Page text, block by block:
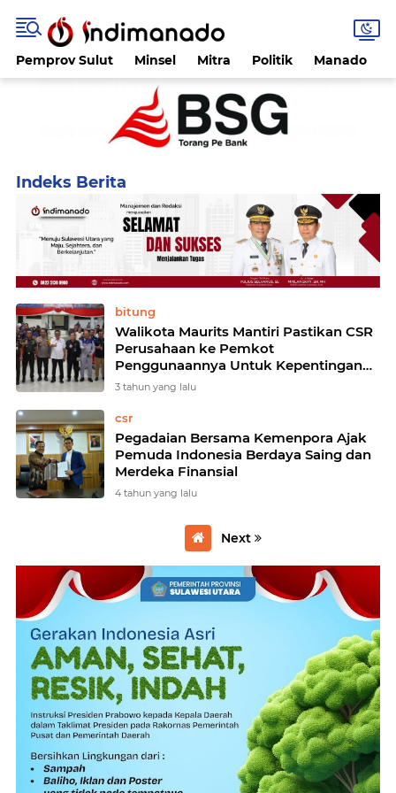
Pemprov Sulut Minsel Mitra Politik Manado
bitung
Walikota Maurits Mantiri Pastikan CSR
Perusahaan ke Pemkot
Penggunaannya Untuk Kepentingan
Masyarakat
3 tahun yang lalu
csr
Pegadaian Bersama Kemenpora Ajak
Pemuda Indonesia Berdaya Saing dan
Merdeka Finansial
4 tahun yang lalu
Next